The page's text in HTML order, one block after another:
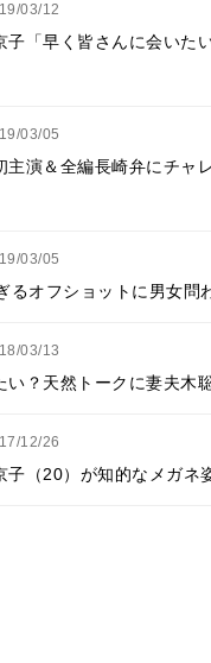
03/12
子「早く皆さんに会い
03/05
主演＆全編長崎弁にチ
03/05
オフショットに男女問
03/13
？天然トークに妻夫木
12/26
子（20）が知的なメガネ